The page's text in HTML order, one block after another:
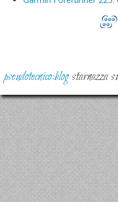
pseudotecnico:blogstarnazza